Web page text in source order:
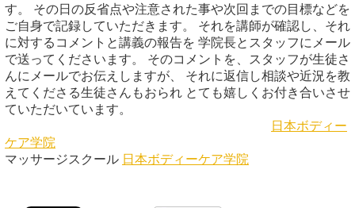
す。 その日の反省点や注意された事や次回までの目標などを
ご自身で記録していただきます。 それを講師が確認し、それ
に対するコメントと講義の報告を 学院長とスタッフにメール
で送ってくださいます。 そのコメントを、スタッフが生徒さ
んにメールでお伝えしますが、 それに返信し相談や近況を教
えてくださる生徒さんもおられ とても嬉しくお付き合いさせ
ていただいています。
日本ボディー
ケア学院
マッサージスクール 日本ボディーケア学院